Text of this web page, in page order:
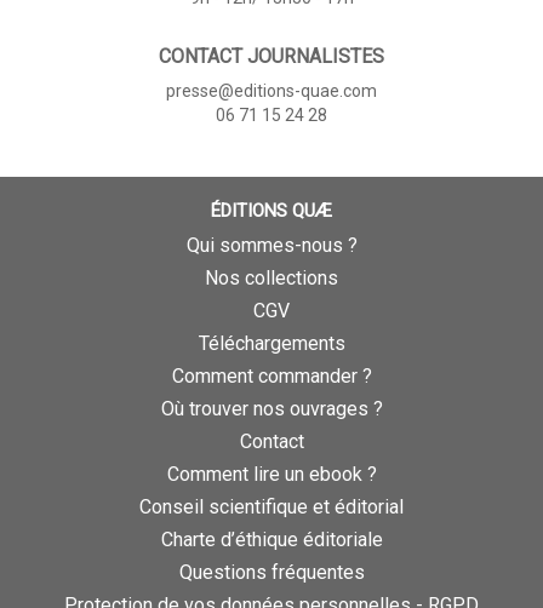
CONTACT JOURNALISTES
presse@editions-quae.com
06 71 15 24 28
ÉDITIONS QUÆ
Qui sommes-nous ?
Nos collections
CGV
Téléchargements
Comment commander ?
Où trouver nos ouvrages ?
Contact
Comment lire un ebook ?
Conseil scientifique et éditorial
Charte d’éthique éditoriale
Questions fréquentes